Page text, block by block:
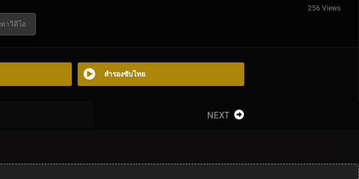
256 Views
าวีดีโอ
สำรองซับไทย
NEXT